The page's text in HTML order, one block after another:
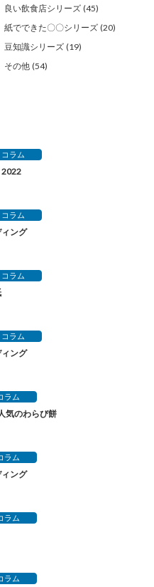
良い飲食店シリーズ(45)
紙でできた〇〇シリーズ(20)
豆知識シリーズ(19)
その他(54)
コラム
コラム
ング
コラム
コラム
ング
ラム
気のわらび餅
ラム
ング
ラム
ラム